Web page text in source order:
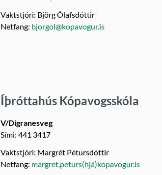
Vaktstjóri: Björg Ólafsdóttir
Netfang: bjorgol@kopavogur.is
Íþróttahús Kópavogsskóla
V/Digranesveg
Sími: 441 3417
Vaktstjóri: Margrét Pétursdóttir
Netfang: margret.peturs(hjá)kopavogur.is